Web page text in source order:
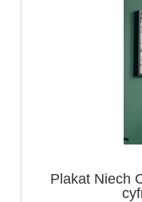
Plakat Niech